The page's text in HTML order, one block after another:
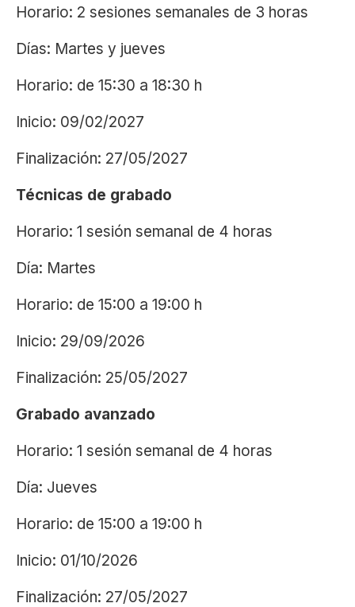
Horario: 2 sesiones semanales de 3 horas
Días: Martes y jueves
Horario: de 15:30 a 18:30 h
Inicio: 09/02/2027
Finalización: 27/05/2027
Técnicas de grabado
Horario: 1 sesión semanal de 4 horas
Día: Martes
Horario: de 15:00 a 19:00 h
Inicio: 29/09/2026
Finalización: 25/05/2027
Grabado avanzado
Horario: 1 sesión semanal de 4 horas
Día: Jueves
Horario: de 15:00 a 19:00 h
Inicio: 01/10/2026
Finalización: 27/05/2027